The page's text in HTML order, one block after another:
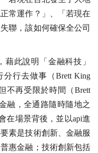
常運作？」、「若現在
聯，該如何確保全公司
藉此說明「金融科技」
分行去做事（Brett King
不再受限於時間（Brett
融，全通路隨時隨地之
在場景背後，並以api進
素是技術創新、金融服
惠金融；技術創新包括